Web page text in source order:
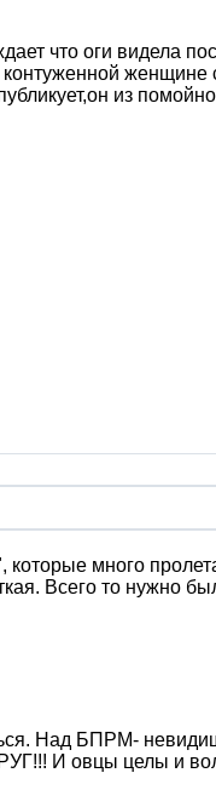
что оги видела
из
много
Всего то нужно
Над БПРМ-
И овцы целы и